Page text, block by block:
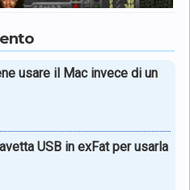
usare il Mac invece di un
USB in exFat per usarla